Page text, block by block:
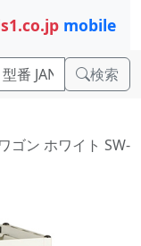
mobile
検索
ゴン ホワイト SW-